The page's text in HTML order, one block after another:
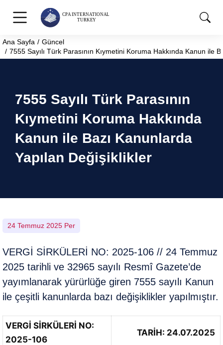
You are here:
Ana Sayfa
Güncel
7555 Sayılı Türk Parasının Kıymetini Koruma Hakkında Kanun ile
7555 Sayılı Türk Parasının
Kıymetini Koruma Hakkında
Kanun ile Bazı Kanunlarda
Yapılan Değişiklikler
24 Temmuz 2025 Per
VERGİ SİRKÜLERİ NO: 2025-106 // 24 Temmuz
2025 tarihli ve 32965 sayılı Resmî Gazete’de
yayımlanarak yürürlüğe giren 7555 sayılı Kanun
ile çeşitli kanunlarda bazı değişiklikler yapılmıştır.
VERGİ SİRKÜLERİ NO:
2025-106
TARİH: 24.07.2025